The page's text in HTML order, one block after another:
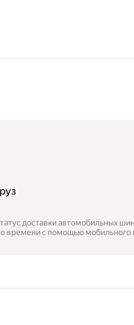
доставки автомобильных
времени с помощью